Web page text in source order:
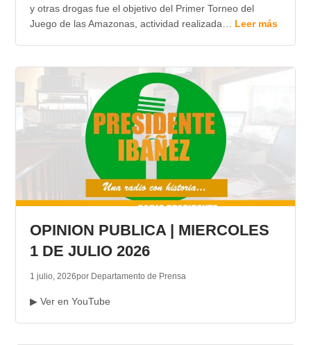
y otras drogas fue el objetivo del Primer Torneo del
Juego de las Amazonas, actividad realizada… Leer más
OPINION PUBLICA | MIERCOLES
1 DE JULIO 2026
1 julio, 2026por Departamento de Prensa
▶ Ver en YouTube